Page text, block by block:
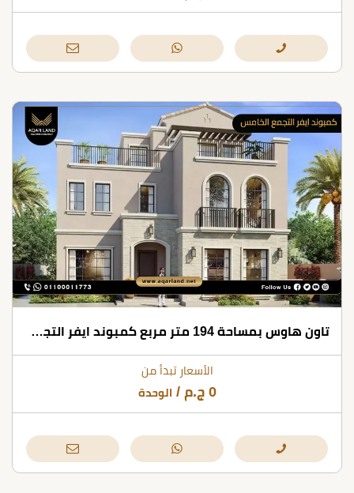
تاون هاوس بمساحة 194 متر مربع كمبوند ايفر التجمع الخامس
الأسعار تبدأ من
0 ج.م / الوحدة